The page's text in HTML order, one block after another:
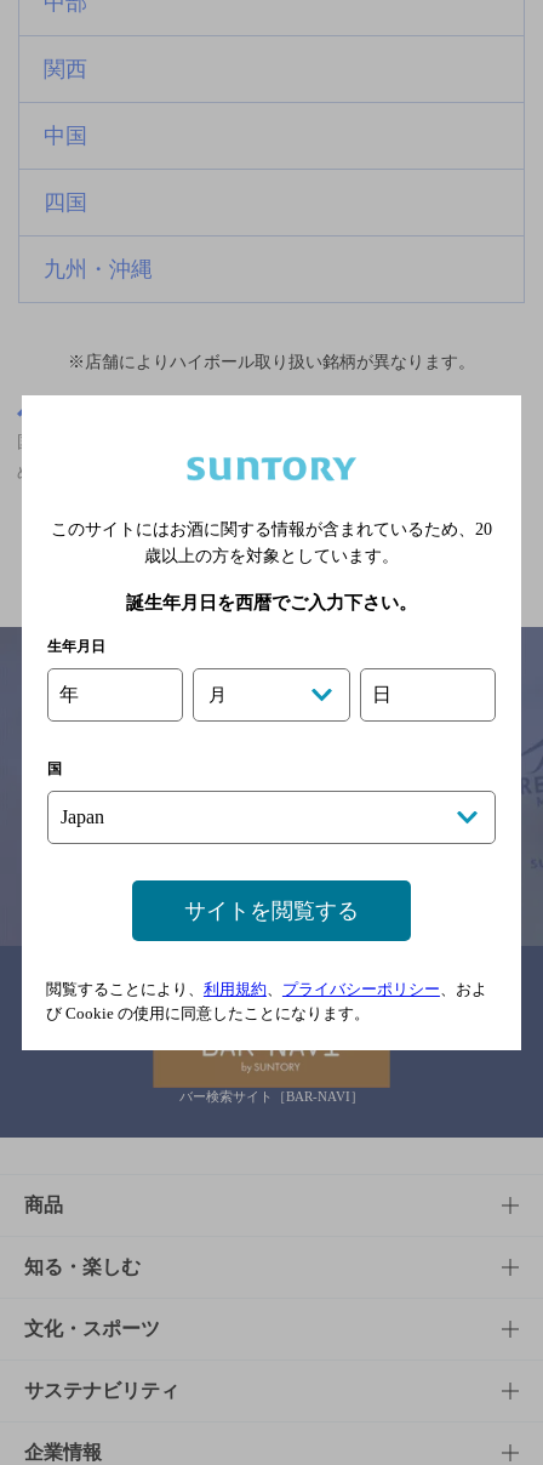
関西
中国
四国
九州・沖縄
※店舗によりハイボール取り扱い銘柄が異なります。
国分寺駅(東京都)周辺500m,中華・韓国・焼肉,カールスバーグが飲
める,座敷あり,個室ありのお店
関連ページ
※それぞれのお店のメニューや営業時間などの掲載情報については、
予告なしに変更されることがありますので、
念のためお店にご確認の上ご来店くださいますようお願い申し上げま
情報提供：ぐるなび
関連リンク
バー検索サイト［BAR-NAVI］
商品
商品TOP
商品一覧
商品発売情報
栄養成分一覧
知る・楽しむ
知る・楽しむTOP
キャンペーン
工場見学
文化・スポーツ
文化・スポーツTOP
サントリーホール
サステナビリティ
サステナビリティTOP
企業情報
このサイトにはお酒に関する情報が含まれているため、 20
歳以上の方を対象としています。
誕生年月日を西暦でご入力下さい。
生年月日
年 月 日
国
サイトを閲覧する
閲覧することにより、 利用規約、 プライバシーポリシー、およ
び Cookie の使用に同意したことになります。